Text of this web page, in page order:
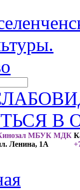
МБУК МДК
Ленина, 1А